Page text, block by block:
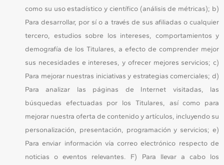
como su uso estadístico y científico (análisis de métricas); b)
Para desarrollar, por sí o a través de sus afiliadas o cualquier
tercero, estudios sobre los intereses, comportamientos y
demografía de los Titulares, a efecto de comprender mejor
sus necesidades e intereses, y ofrecer mejores servicios; c)
Para mejorar nuestras iniciativas y estrategias comerciales; d)
Para analizar las páginas de Internet visitadas, las
búsquedas efectuadas por los Titulares, así como para
mejorar nuestra oferta de contenido y artículos, incluyendo su
personalización, presentación, programación y servicios; e)
Para enviar información vía correo electrónico respecto de
noticias o eventos relevantes. F) Para llevar a cabo los